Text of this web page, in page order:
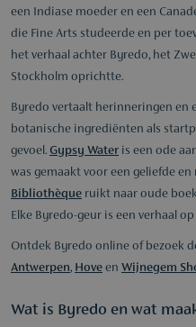
een Indiase moeder en een
die Fine Arts studeerde en per
het verhaal achter Byredo, het
Stockholm oprichtte.
Byredo vertaalt herinneringen en
botanische ingrediënten als
gevoel. Gypsy Water is een ode
was gemaakt voor een geliefde
Bibliothèque ruikt naar oude
Elke Byredo-geur is een verhaal
Ontdek Byredo online of bezoek
Antwerpen, Hove en Wijnegem
Wat is Byredo en wat